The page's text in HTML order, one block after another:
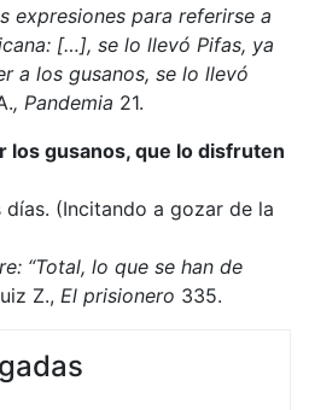
expresiones para referirse a
[…], se lo llevó Pifas, ya
a los gusanos, se lo llevó
, Pandemia 21.
los gusanos, que lo disfruten
(Incitando a gozar de la
“Total, lo que se han de
Z., El prisionero 335.